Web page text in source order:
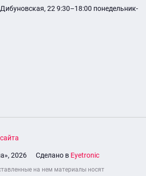
22 9:30–18:00 понедельник-
2026 Сделано в Eyetronic
на нем материалы носят